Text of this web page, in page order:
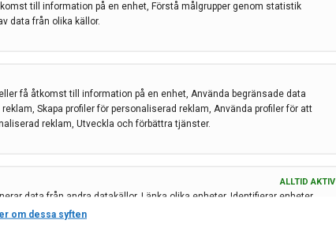
till information på en enhet, Förstå målgrupper genom statistik
data från olika källor.
få åtkomst till information på en enhet, Använda begränsade data
Skapa profiler för personaliserad reklam, Använda profiler för att
reklam, Utveckla och förbättra tjänster.
ALLTID AKTIV
data från andra datakällor, Länka olika enheter, Identifierar enheter
som överförs automatiskt.
om dessa syften
substanser som påverkar själva
kan bidra till utvecklingen av